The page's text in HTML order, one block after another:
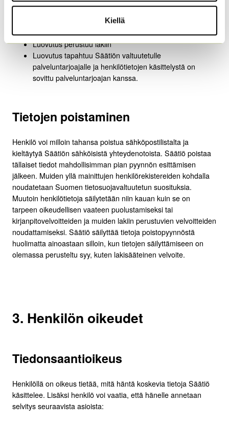
Kiellä
henkilötietoja eteenpäin lukuun ottamatta seuraavia tilanteita:
Henkilö on antanut suostumuksensa luovutukseen
Luovutus perustuu lakiin
Luovutus tapahtuu Säätiön valtuutetulle
palveluntarjoajalle ja henkilötietojen käsittelystä on
sovittu palveluntarjoajan kanssa.
Tietojen poistaminen
Henkilö voi milloin tahansa poistua sähköpostilistalta ja
kieltäytyä Säätiön sähköisistä yhteydenotoista. Säätiö poistaa
tällaiset tiedot mahdollisimman pian pyynnön esittämisen
jälkeen. Muiden yllä mainittujen henkilörekistereiden kohdalla
noudatetaan Suomen tietosuojavaltuutetun suosituksia.
Muutoin henkilötietoja säilytetään niin kauan kuin se on
tarpeen oikeudellisen vaateen puolustamiseksi tai
kirjanpitovelvoitteiden ja muiden lakiin perustuvien velvoitteiden
noudattamiseksi. Säätiö säilyttää tietoja poistopyynnöstä
huolimatta ainoastaan silloin, kun tietojen säilyttämiseen on
olemassa perusteltu syy, kuten lakisääteinen velvoite.
3. Henkilön oikeudet
Tiedonsaantioikeus
Henkilöllä on oikeus tietää, mitä häntä koskevia tietoja Säätiö
käsittelee. Lisäksi henkilö voi vaatia, että hänelle annetaan
selvitys seuraavista asioista: